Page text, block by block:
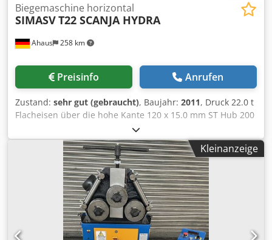
Ahaus 258 km
Biegemaschine horizontal
SIMASVT22 SCANJA HYDRA
Preisinfo Anrufen
Zustand: sehr gut (gebraucht), Baujahr: 2011, Druck 22.0 t
Flacheisen über die hohe Kante 120 x 15.0 mm ST Hub 200
mm Arbeitsgeschwindigkeit 8.0 mm/sec
Rücklaufgeschwindigkeit 30.0 mm/min Arbeitshöhe 925
mm Tisch: 630 x 1100 mm Motor 400 Volt 50 Hz
Gesamtleistungsbedarf 1.5 kW Gewicht 630 kg Abmessung
L-B-H 900 x 1200 x 920 mm aktueller Neupreis ca. 15.000
Euro Sonderpreis auf Anfrage Beschreibung: - elektro-
hydraulische Horizontalbiegemaschine - Zylinder unter der
Arbeitsplatte – hydraulische Hubverstellung des Schlittens
- Solide Arbeitsflache aus stabilisiertem Stahl - grosse und
Kleinanzeige